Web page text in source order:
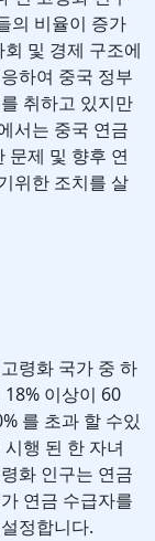
의 비율이 증가
및 경제 구조에
하여 중국 정부
취하고 있지만
서는 중국 연금
문제 및 향후 연
위한 조치를 살
령화 국가 중 하
이상이 60
를 초과 할 수있
행 된 한 자녀
화 인구는 연금
연금 수급자를
정합니다.